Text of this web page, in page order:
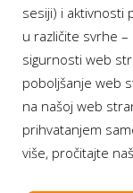
sesiji) i aktivnosti
u različite svrhe
sigurnosti web
poboljšanje web
na našoj web
prihvatanjem
više, pročitajte